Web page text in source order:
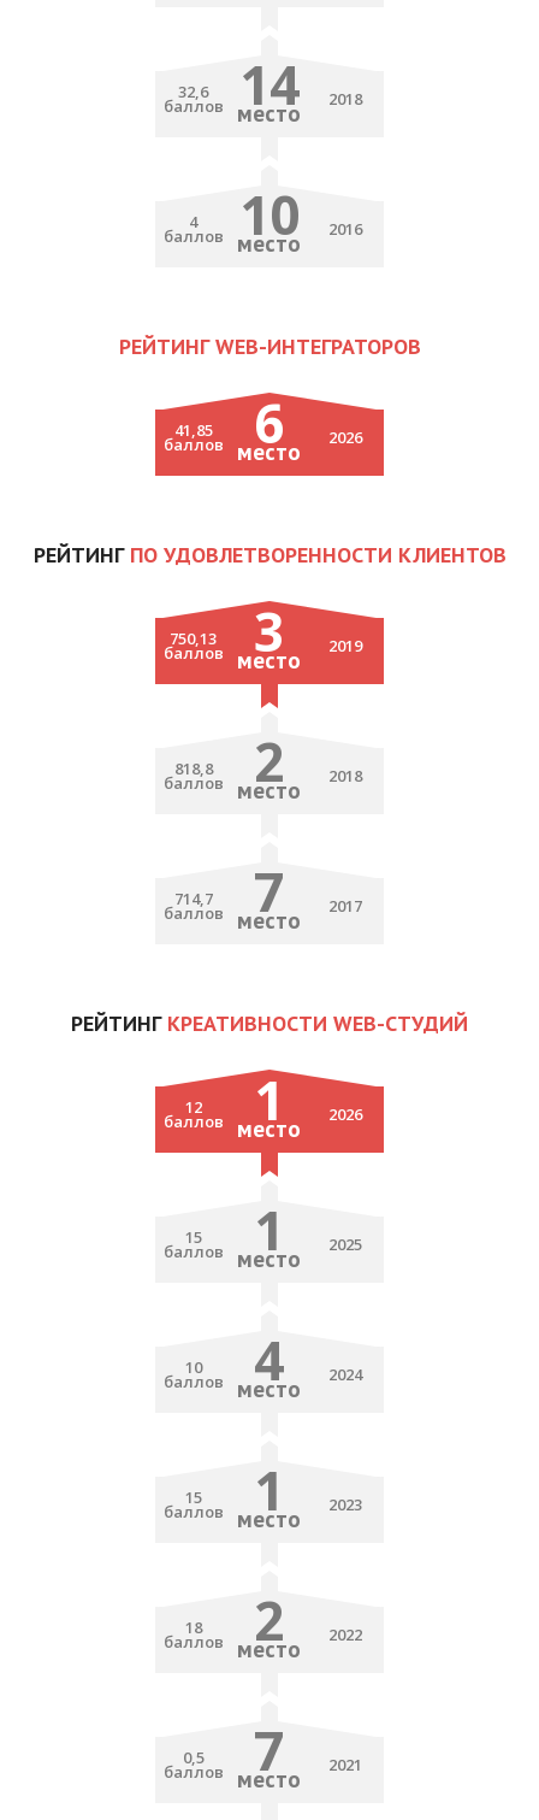
32,6
баллов 14
место 2018
4
баллов 10
место 2016
РЕЙТИНГ WEB-ИНТЕГРАТОРОВ
41,85
баллов 6
место 2026
РЕЙТИНГ ПО УДОВЛЕТВОРЕННОСТИ КЛИЕНТОВ
750,13
баллов 3
место 2019
818,8
баллов 2
место 2018
714,7
баллов 7
место 2017
РЕЙТИНГ КРЕАТИВНОСТИ WEB-СТУДИЙ
12
баллов 1
место 2026
15
баллов 1
место 2025
10
баллов 4
место 2024
15
баллов 1
место 2023
18
баллов 2
место 2022
0,5
баллов 7
место 2021